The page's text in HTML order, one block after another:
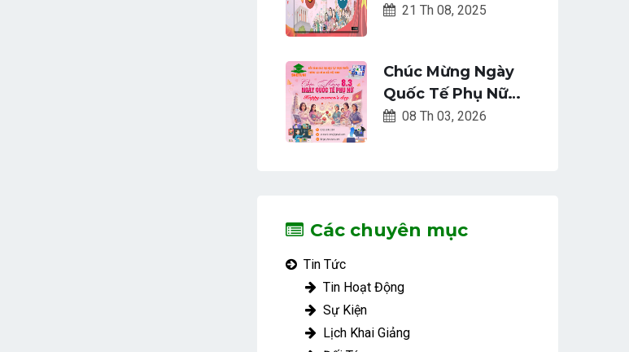
Nước - Tự Hào Việt
21 Th 08, 2025
Chúc Mừng Ngày
Quốc Tế Phụ Nữ
8/3 - Cùng Snetuni
08 Th 03, 2026
Các chuyên mục
Tin Tức
Tin Hoạt Động
Sự Kiện
Lịch Khai Giảng